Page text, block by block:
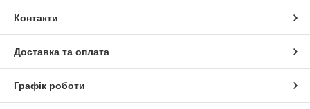
Контакти
Доставка та оплата
Графік роботи